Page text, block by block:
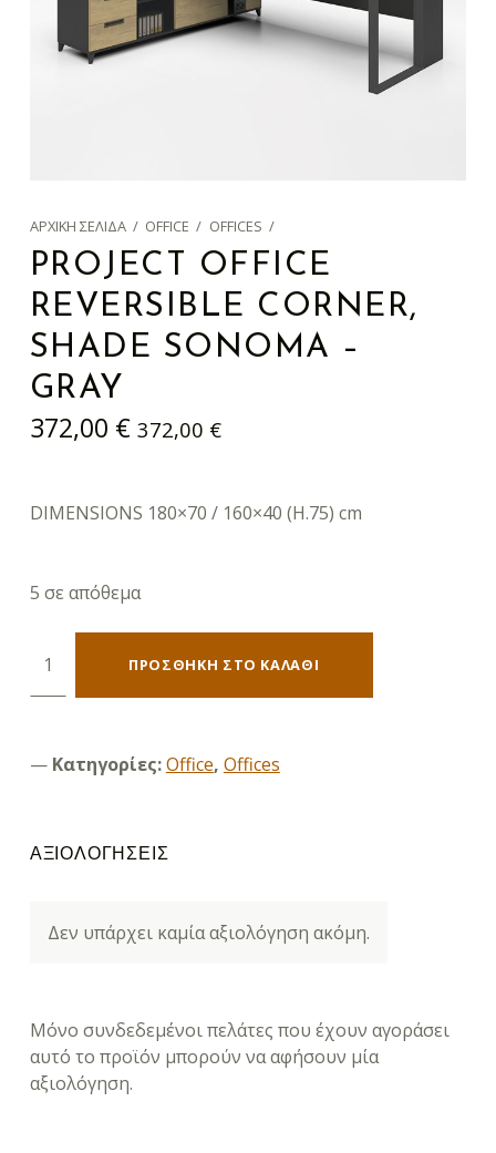
ΑΡΧΙΚΉ ΣΕΛΊΔΑ / OFFICE / OFFICES /
PROJECT OFFICE
REVERSIBLE CORNER,
SHADE SONOMA –
GRAY
372,00 € 372,00 €
DIMENSIONS 180×70 / 160×40 (H.75) cm
5 σε απόθεμα
PROJECT Office Reversible Corner, Shade Sonoma - Gray ποσότητα
ΠΡΟΣΘΉΚΗ ΣΤΟ ΚΑΛΆΘΙ
Κατηγορίες:Office, Offices
ΑΞΙΟΛΟΓΉΣΕΙΣ
Δεν υπάρχει καμία αξιολόγηση ακόμη.
Μόνο συνδεδεμένοι πελάτες που έχουν αγοράσει
αυτό το προϊόν μπορούν να αφήσουν μία
αξιολόγηση.